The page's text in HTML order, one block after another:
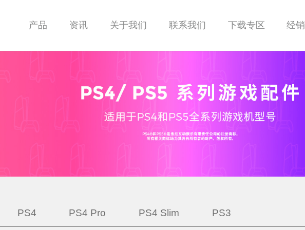
产品 资讯 关于我们 联系我们 下载专区 经
PS4 PS4 Pro PS4 Slim PS3